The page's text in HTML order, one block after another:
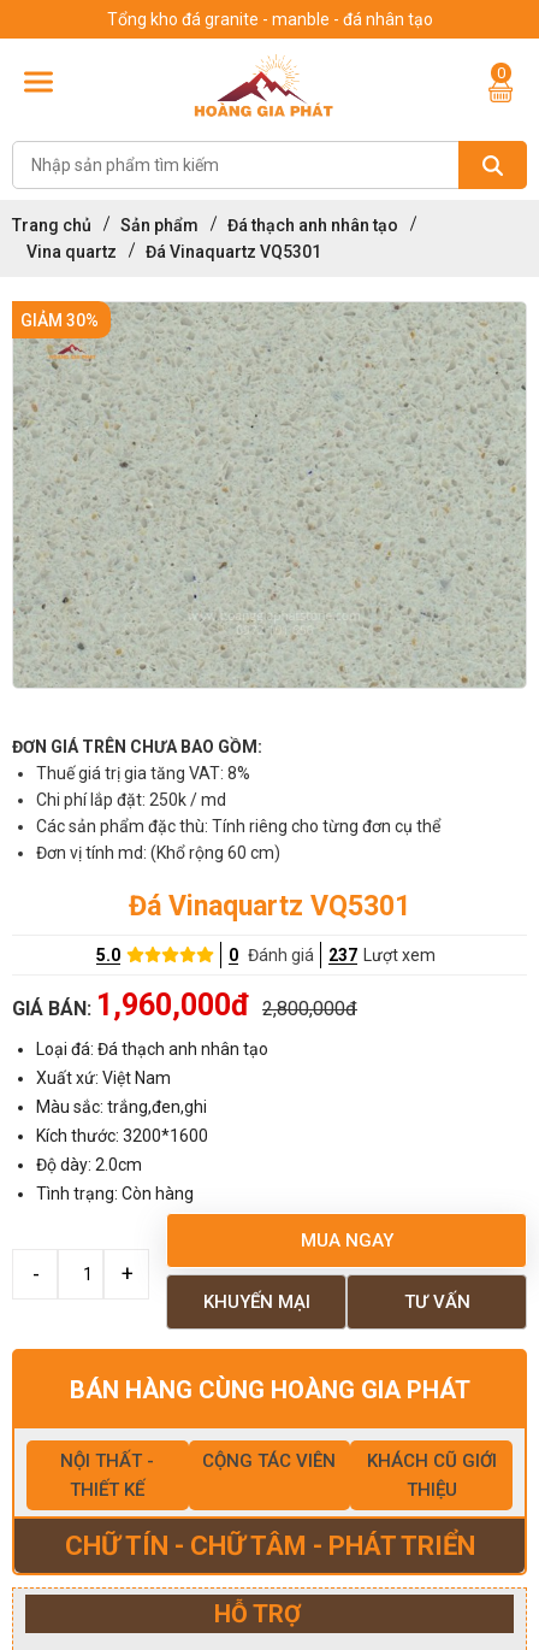
Tổng kho đá granite - manble - đá nhân tạo
0
Trang chủ Sản phẩm
Đá thạch anh nhân tạo
Vina quartz
Đá Vinaquartz VQ5301
GIẢM 30%
ĐƠN GIÁ TRÊN CHƯA BAO GỒM:
Thuế giá trị gia tăng VAT: 8%
Chi phí lắp đặt: 250k / md
Các sản phẩm đặc thù: Tính riêng cho từng đơn cụ thể
Đơn vị tính md: (Khổ rộng 60 cm)
Đá Vinaquartz VQ5301
5.0 0 Đánh giá 237 Lượt xem
GIÁ BÁN: 1,960,000đ 2,800,000đ
Loại đá: Đá thạch anh nhân tạo
Xuất xứ: Việt Nam
Màu sắc: trắng,đen,ghi
Kích thước: 3200*1600
Độ dày: 2.0cm
Tình trạng: Còn hàng
MUA NGAY
TƯ VẤN
KHUYẾN MẠI
BÁN HÀNG CÙNG HOÀNG GIA PHÁT
NỘI THẤT -
THIẾT KẾ
CỘNG TÁC VIÊN
KHÁCH CŨ GIỚI
THIỆU
CHỮ TÍN - CHỮ TÂM - PHÁT TRIỂN
HỖ TRỢ